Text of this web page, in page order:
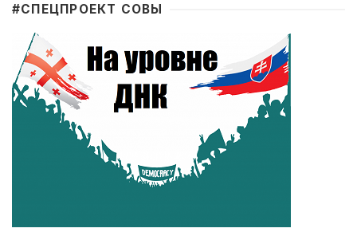
#CПЕЦПРОЕКТ СОВЫ